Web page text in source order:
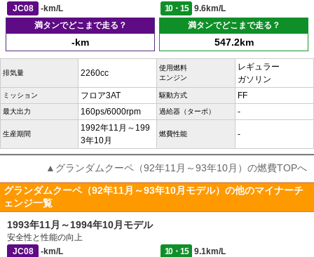
JC08
-km/L 10・15
9.6km/L
満タンでどこまで走る？
-km
満タンでどこまで走る？
547.2km
排気量 2260cc
使用燃料
エンジン
レギュラー
ガソリン
ミッション フロア3AT 駆動方式 FF
最大出力 160ps/6000rpm 過給器（ターボ） -
生産期間
1992年11月～199
3年10月
燃費性能 -
▲グランダムクーペ（92年11月～93年10月）の燃費TOPへ
グランダムクーペ（92年11月～93年10月モデル）の他のマイナーチ
ェンジ一覧
1993年11月～1994年10月モデル
安全性と性能の向上
JC08
-km/L 10・15 9.1km/L